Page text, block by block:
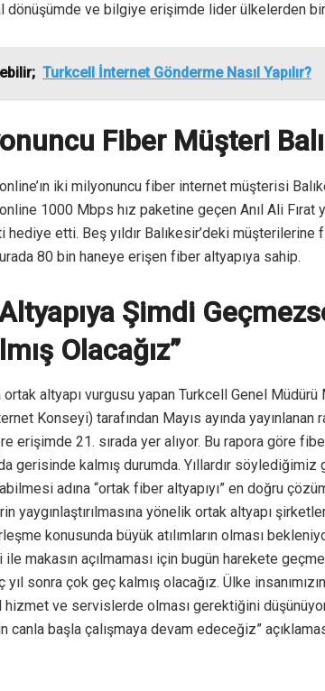
dönüşümde ve bilgiye erişimde lider ülkelerden
Turkcell İnternet Gönderme Nasıl Yapılır?
Fiber Müşteri
iki milyonuncu fiber internet müşterisi
1000 Mbps hız paketine geçen Anıl Ali Fırat
hediye etti. Beş yıldır Balıkesir’deki
80 bin haneye erişen fiber altyapıya sahip.
Şimdi
Olacağız”
ortak altyapı vurgusu yapan Turkcell Genel
Konseyi) tarafından Mayıs ayında
erişimde 21. sırada yer alıyor. Bu rapora göre
gerisinde kalmış durumda. Yıllardır söylediğimiz
adına “ortak fiber altyapıyı” en doğru
yaygınlaştırılmasına yönelik ortak altyapı
konusunda büyük atılımların olması
makasın açılmaması için bugün harekete
sonra çok geç kalmış olacağız. Ülke
hizmet ve servislerde olması gerektiğini
canla başla çalışmaya devam edeceğiz”